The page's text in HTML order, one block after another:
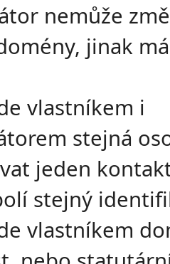
nemůže
jinak
vlastníkem i
stejná
jeden
stejný
vlastníkem